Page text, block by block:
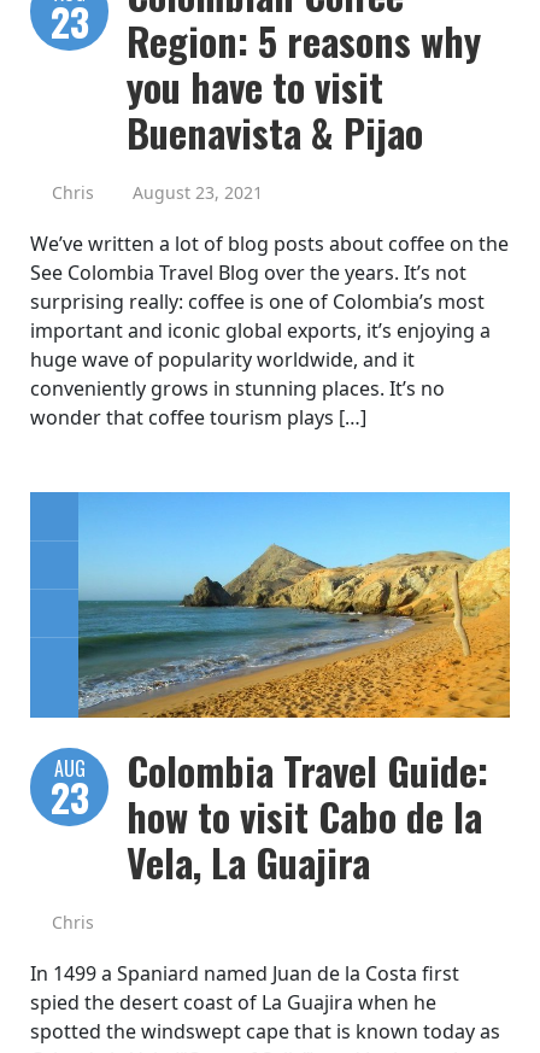
23
Region: 5 reasons why
you have to visit
Buenavista & Pijao
Chris August 23, 2021
We’ve written a lot of blog posts about coffee on the
See Colombia Travel Blog over the years. It’s not
surprising really: coffee is one of Colombia’s most
important and iconic global exports, it’s enjoying a
huge wave of popularity worldwide, and it
conveniently grows in stunning places. It’s no
wonder that coffee tourism plays […]
AUG
23
Colombia Travel Guide:
how to visit Cabo de la
Vela, La Guajira
Chris
In 1499 a Spaniard named Juan de la Costa first
spied the desert coast of La Guajira when he
spotted the windswept cape that is known today as